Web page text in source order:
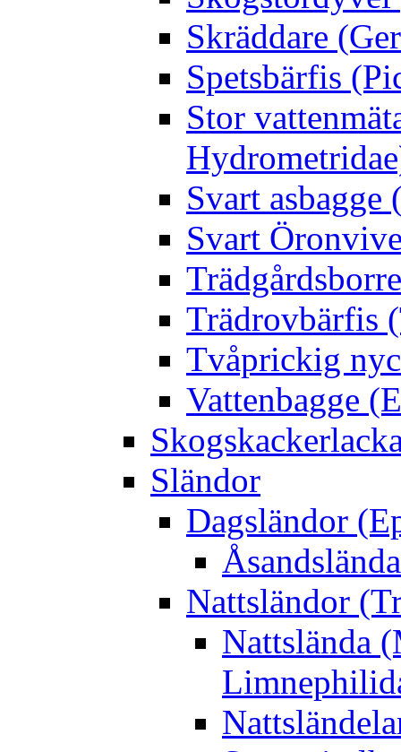
Skräddare
Spetsbärfis
Stor
Svart
Svart
Trädrovbärfis
Tvåprickig
Vattenbagge
Sländor
Dagsländor
Nattsländor
Nattslända